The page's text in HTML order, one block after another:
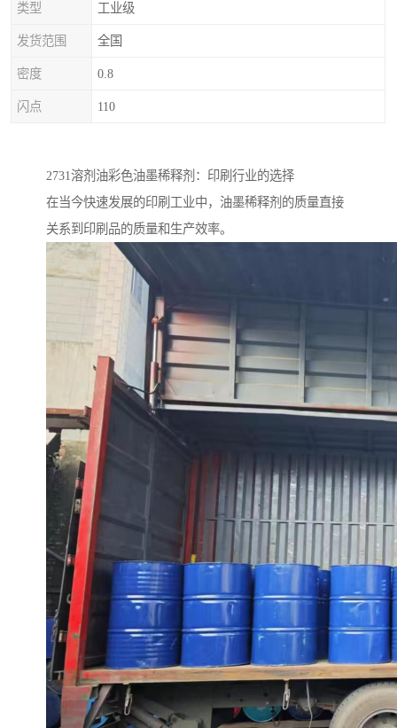
类型 工业级
发货范围 全国
密度 0.8
闪点 110
2731溶剂油彩色油墨稀释剂：印刷行业的选择
在当今快速发展的印刷工业中，油墨稀释剂的质量直接
关系到印刷品的质量和生产效率。